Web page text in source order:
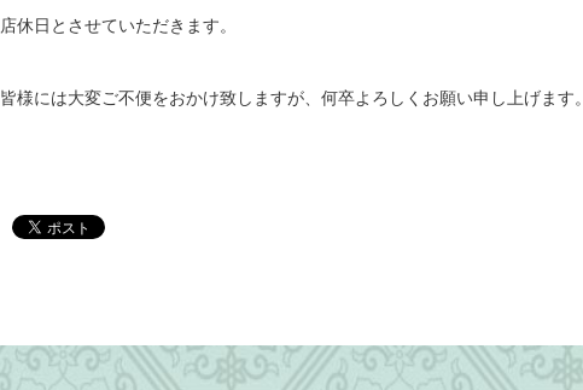
店休日とさせていただきます。
皆様には大変ご不便をおかけ致しますが、何卒よろしくお願い申し上げます。